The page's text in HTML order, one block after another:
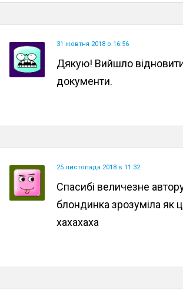
31 жовтня 2018 о 16:56
Дякую! Вийшло
документи.
25 листопада 2018 в 11:32
Спасибі величезне
блондинка зрозуміла як
хахахаха